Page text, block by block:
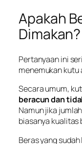
Apakah
Dimakan?
Pertanyaan ini
menemukan kutu
Secara umum,
beracun dan
Namun jika
biasanya kualitas
Beras yang